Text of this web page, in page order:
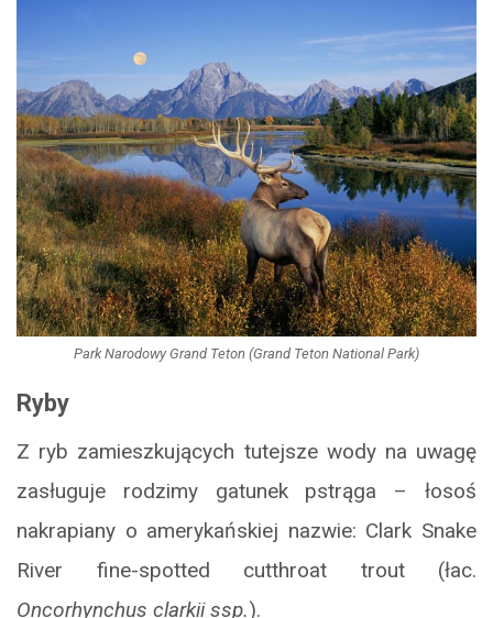
Park Narodowy Grand Teton (Grand Teton National Park)
Ryby
Z ryb zamieszkujących tutejsze wody na uwagę
zasługuje rodzimy gatunek pstrąga – łosoś
nakrapiany o amerykańskiej nazwie: Clark Snake
River fine-spotted cutthroat trout (łac.
Oncorhynchus clarkii ssp.).